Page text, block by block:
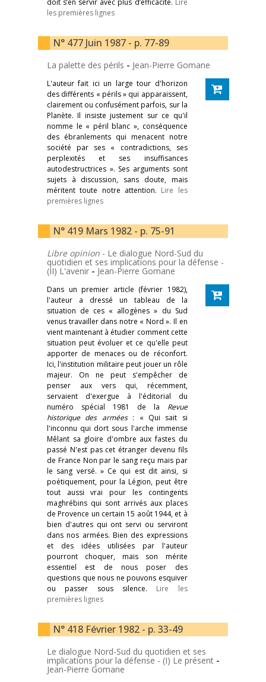
doit s’en servir avec plus d’efficacité. Lire
les premières lignes
N° 477 Juin 1987 - p. 77-89
La palette des périls - Jean-Pierre Gomane
L'auteur fait ici un large tour d'horizon
des différents « périls » qui apparaissent,
clairement ou confusément parfois, sur la
Planète. Il insiste justement sur ce qu'il
nomme le « péril blanc », conséquence
des ébranlements qui menacent notre
société par ses « contradictions, ses
perplexités et ses insuffisances
autodestructrices ». Ses arguments sont
sujets à discussion, sans doute, mais
méritent toute notre attention. Lire les
premières lignes
N° 419 Mars 1982 - p. 75-91
Libre opinion - Le dialogue Nord-Sud du
quotidien et ses implications pour la défense -
(II) L'avenir - Jean-Pierre Gomane
Dans un premier article (février 1982),
l'auteur a dressé un tableau de la
situation de ces « allogènes » du Sud
venus travailler dans notre « Nord ». Il en
vient maintenant à étudier comment cette
situation peut évoluer et ce qu'elle peut
apporter de menaces ou de réconfort.
Ici, l'institution militaire peut jouer un rôle
majeur. On ne peut s'empêcher de
penser aux vers qui, récemment,
servaient d'exergue à l'éditorial du
numéro spécial 1981 de la Revue
historique des armées: « Qui sait si
l'inconnu qui dort sous l'arche immense
Mêlant sa gloire d'ombre aux fastes du
passé N'est pas cet étranger devenu fils
de France Non par le sang reçu mais par
le sang versé. » Ce qui est dit ainsi, si
poétiquement, pour la Légion, peut être
tout aussi vrai pour les contingents
maghrébins qui sont arrivés aux places
de Provence un certain 15 août 1944, et à
bien d'autres qui ont servi ou serviront
dans nos armées. Bien des expressions
et des idées utilisées par l'auteur
pourront choquer, mais son mérite
essentiel est de nous poser des
questions que nous ne pouvons esquiver
ou passer sous silence. Lire les
premières lignes
N° 418 Février 1982 - p. 33-49
Le dialogue Nord-Sud du quotidien et ses
implications pour la défense - (I) Le présent -
Jean-Pierre Gomane